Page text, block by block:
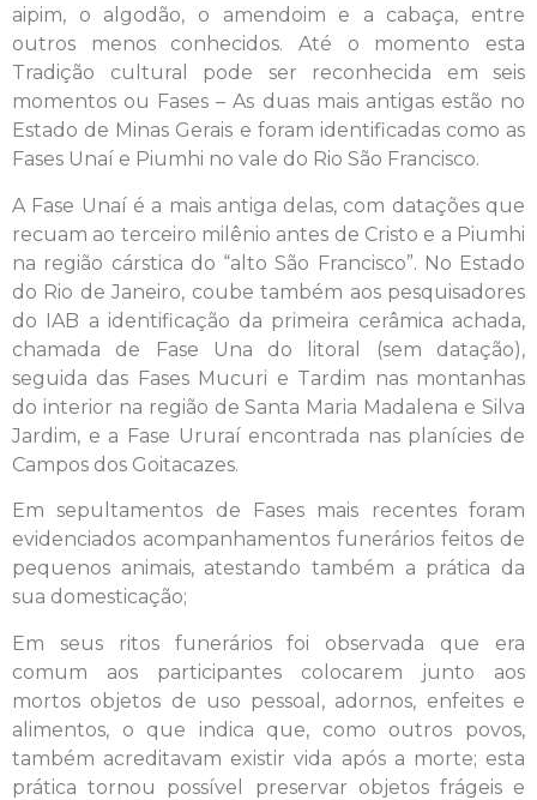
aipim, o algodão, o amendoim e a cabaça, entre
outros menos conhecidos. Até o momento esta
Tradição cultural pode ser reconhecida em seis
momentos ou Fases – As duas mais antigas estão no
Estado de Minas Gerais e foram identificadas como as
Fases Unaí e Piumhi no vale do Rio São Francisco.
A Fase Unaí é a mais antiga delas, com datações que
recuam ao terceiro milênio antes de Cristo e a Piumhi
na região cárstica do “alto São Francisco”. No Estado
do Rio de Janeiro, coube também aos pesquisadores
do IAB a identificação da primeira cerâmica achada,
chamada de Fase Una do litoral (sem datação),
seguida das Fases Mucuri e Tardim nas montanhas
do interior na região de Santa Maria Madalena e Silva
Jardim, e a Fase Ururaí encontrada nas planícies de
Campos dos Goitacazes.
Em sepultamentos de Fases mais recentes foram
evidenciados acompanhamentos funerários feitos de
pequenos animais, atestando também a prática da
sua domesticação;
Em seus ritos funerários foi observada que era
comum aos participantes colocarem junto aos
mortos objetos de uso pessoal, adornos, enfeites e
alimentos, o que indica que, como outros povos,
também acreditavam existir vida após a morte; esta
prática tornou possível preservar objetos frágeis e